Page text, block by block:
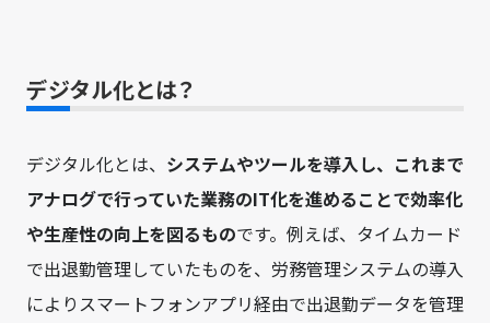
デジタル化とは？
デジタル化とは、 システムやツールを導入し、これまで
アナログで行っていた業務のIT化を進めることで効率化
や生産性の向上を図るものです。例えば、タイムカード
で出退勤管理していたものを、労務管理システムの導入
によりスマートフォンアプリ経由で出退勤データを管理